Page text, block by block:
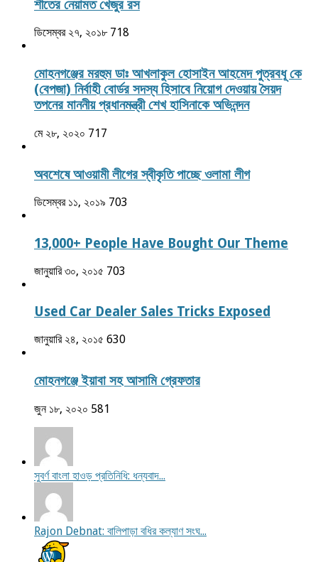
শীতের নেয়ামত খেজুর রস
ডিসেম্বর ২৭, ২০১৮ 718
মোহনগঞ্জের মরহুম ডাঃ আখলাকুল হোসাইন আহমেদ পুত্রবধূ কে
(বেপজা) নির্বাহী বোর্ডর সদস্য হিসাবে নিয়োগ দেওয়ায় সৈয়দ
তপনের মাননীয় প্রধানমন্ত্রী শেখ হাসিনাকে অভিনন্দন
মে ২৮, ২০২০ 717
অবশেষে আওয়ামী লীগের স্বীকৃতি পাচ্ছে ওলামা লীগ
ডিসেম্বর ১১, ২০১৯ 703
13,000+ People Have Bought Our Theme
জানুয়ারি ৩০, ২০১৫ 703
Used Car Dealer Sales Tricks Exposed
জানুয়ারি ২৪, ২০১৫ 630
মোহনগঞ্জে ইয়াবা সহ আসামি গ্রেফতার
জুন ১৮, ২০২০ 581
সুবর্ণ বাংলা হাওড় প্রতিনিধি: ধন্যবাদ...
Rajon Debnat: বালিপাড়া বধির কল্যাণ সংঘ...